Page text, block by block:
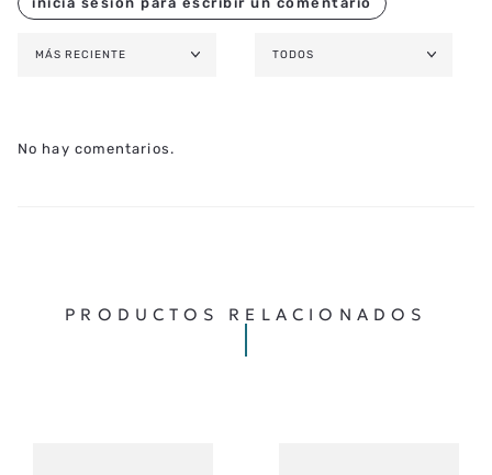
MÁS RECIENTE TODOS
No hay comentarios.
PRODUCTOS RELACIONADOS